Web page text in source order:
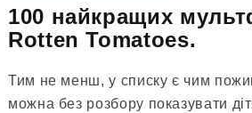
100 найкращих
Rotten Tomatoes.
Тим не менш, у списку є чим
можна без розбору показувати